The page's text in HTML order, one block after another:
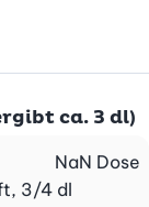
ca. 3 dl)
3/4 dl
NaN Dose